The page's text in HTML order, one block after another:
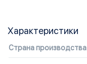
Характеристики
Страна производства